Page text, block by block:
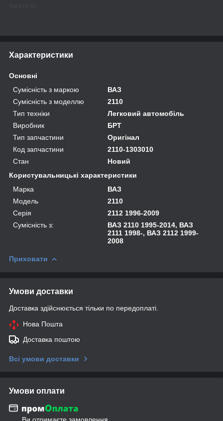
Характеристики
Основні
Сумісність з маркою
ВАЗ
Сумісність з моделлю
2110
Тип техніки
Легковий автомобіль
Виробник
БРТ
Тип запчастини
Оригінал
Код запчастини
2110-1303010
Стан
Новий
Користувальницькі характеристики
Марка
ВАЗ
Модель
2110
Серія
2112 1996-2009
Сумісність з:
ВАЗ 2110 1995-2014, ВАЗ
2111 1998-, ВАЗ 2112 1999-
2008
Приховати
Умови доставки
Доставка здійснюється тільки по передоплаті.
Нова Пошта
Доставка поштою
Всі умови доставки
Умови оплати